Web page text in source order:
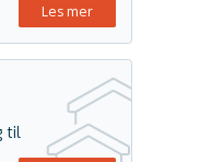
Les mer
til